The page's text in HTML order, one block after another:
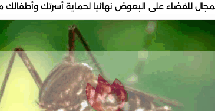
للقضاء على البعوض نهائيا لحماية أسرتك وأطفالك